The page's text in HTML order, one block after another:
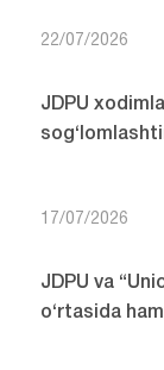
22/07/2026
JDPU
17/07/2026
JDPU va
o‘rtasida